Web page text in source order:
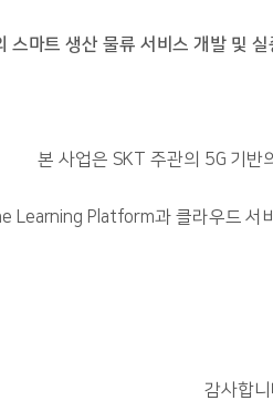
스마트 생산 물류 서비스 개발 및
본 사업은 SKT 주관의 5G 기반
Learning Platform과 클라우드 서
감사합니